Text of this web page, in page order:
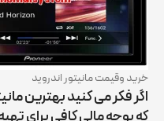
خرید وقیمت مانیتور اندروید
اگر فکر می کنید بهترین
که بوجه مالی کافی برای